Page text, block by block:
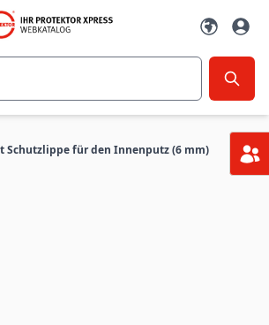
Schutzlippe für den Innenputz (6 mm)